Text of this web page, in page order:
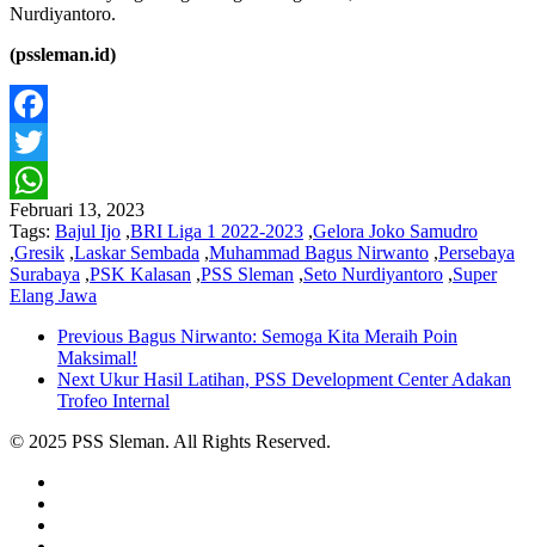
Nurdiyantoro.
(pssleman.id)
Facebook
Twitter
WhatsApp
Februari 13, 2023
Tags: Bajul Ijo ,BRI Liga 1 2022-2023 ,Gelora Joko Samudro
,Gresik ,Laskar Sembada ,Muhammad Bagus Nirwanto ,Persebaya
Surabaya ,PSK Kalasan ,PSS Sleman ,Seto Nurdiyantoro ,Super
Elang Jawa
Previous Bagus Nirwanto: Semoga Kita Meraih Poin
Maksimal!
Next Ukur Hasil Latihan, PSS Development Center Adakan
Trofeo Internal
© 2025 PSS Sleman. All Rights Reserved.